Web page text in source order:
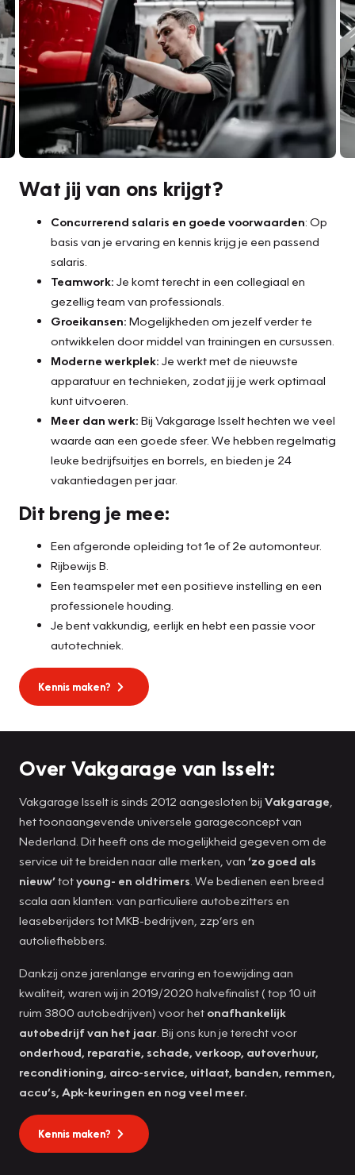
Wat jij van ons krijgt?
Concurrerend salaris en goede voorwaarden: Op
basis van je ervaring en kennis krijg je een passend
salaris.
Teamwork: Je komt terecht in een collegiaal en
gezellig team van professionals.
Groeikansen: Mogelijkheden om jezelf verder te
ontwikkelen door middel van trainingen en cursussen.
Moderne werkplek: Je werkt met de nieuwste
apparatuur en technieken, zodat jij je werk optimaal
kunt uitvoeren.
Meer dan werk: Bij Vakgarage Isselt hechten we veel
waarde aan een goede sfeer. We hebben regelmatig
leuke bedrijfsuitjes en borrels, en bieden je 24
vakantiedagen per jaar.
Dit breng je mee:
Een afgeronde opleiding tot 1e of 2e automonteur.
Rijbewijs B.
Een teamspeler met een positieve instelling en een
professionele houding.
Je bent vakkundig, eerlijk en hebt een passie voor
autotechniek.
Kennis maken?
Over Vakgarage van Isselt:
Vakgarage Isselt is sinds 2012 aangesloten bij Vakgarage
het toonaangevende universele garageconcept van
Nederland. Dit heeft ons de mogelijkheid gegeven om de
service uit te breiden naar alle merken, van ‘zo goed als
nieuw’totyoung- en oldtimers . We bedienen een breed
scala aan klanten: van particuliere autobezitters en
leaseberijders tot MKB-bedrijven, zzp’ers en
autoliefhebbers.
Dankzij onze jarenlange ervaring en toewijding aan
kwaliteit, waren wij in 2019/2020 halvefinalist ( top 10 uit
ruim 3800 autobedrijven) voor het onafhankelijk
autobedrijf van het jaar . Bij ons kun je terecht voor
onderhoud, reparatie, schade, verkoop, autoverhuur,
reconditioning, airco-service, uitlaat, banden, remmen,
accu’s, Apk-keuringen en nog veel meer.
Kennis maken?